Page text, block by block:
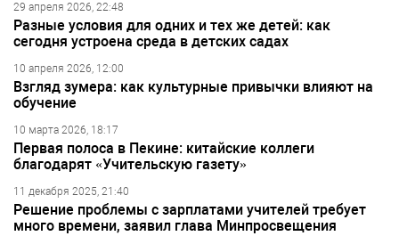
29 апреля 2026, 22:48
Разные условия для одних и тех же детей: как
сегодня устроена среда в детских садах
10 апреля 2026, 12:00
Взгляд зумера: как культурные привычки влияют на
обучение
10 марта 2026, 18:17
Первая полоса в Пекине: китайские коллеги
благодарят «Учительскую газету»
11 декабря 2025, 21:40
Решение проблемы с зарплатами учителей требует
много времени, заявил глава Минпросвещения